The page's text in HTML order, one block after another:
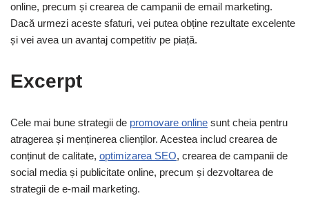
online, precum și crearea de campanii de email marketing.
Dacă urmezi aceste sfaturi, vei putea obține rezultate excelente
și vei avea un avantaj competitiv pe piață.
Excerpt
Cele mai bune strategii de promovare online sunt cheia pentru
atragerea și menținerea clienților. Acestea includ crearea de
conținut de calitate, optimizarea SEO, crearea de campanii de
social media și publicitate online, precum și dezvoltarea de
strategii de e-mail marketing.